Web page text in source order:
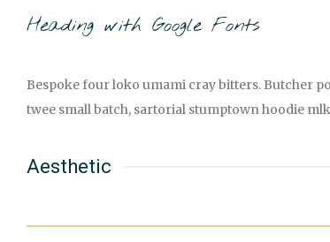
Heading with Google Fonts
Bespoke four loko umami cray bitters. Butcher
twee small batch, sartorial stumptown hoodie
Aesthetic